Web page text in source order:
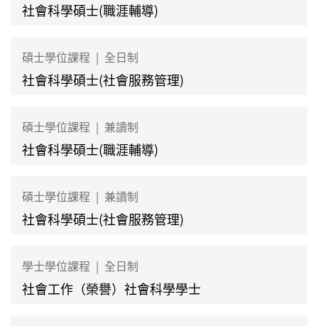
社會科學碩士(職涯輔導)
碩士學位課程 | 全日制
社會科學碩士(社會服務管理)
碩士學位課程 | 兼讀制
社會科學碩士(職涯輔導)
碩士學位課程 | 兼讀制
社會科學碩士(社會服務管理)
學士學位課程 | 全日制
社會工作（榮譽）社會科學學士